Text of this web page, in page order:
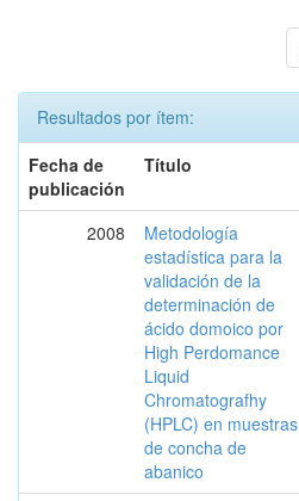
Resultados por ítem:
Fecha de
publicación
Título
2008
Metodología
estadística para la
validación de la
determinación de
ácido domoico por
High Perdomance
Liquid
Chromatografhy
(HPLC) en muestras
de concha de
abanico